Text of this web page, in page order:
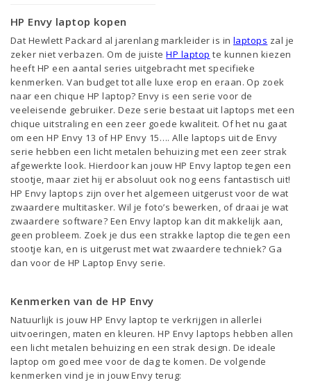
HP Envy laptop kopen
Dat Hewlett Packard al jarenlang markleider is inlaptops zal je
zeker niet verbazen. Om de juisteHP laptop te kunnen kiezen
heeft HP een aantal series uitgebracht met specifieke
kenmerken. Van budget tot alle luxe erop en eraan. Op zoek
naar een chique HP laptop? Envy is een serie voor de
veeleisende gebruiker. Deze serie bestaat uit laptops met een
chique uitstraling en een zeer goede kwaliteit. Of het nu gaat
om een HP Envy 13 of HP Envy 15…. Alle laptops uit de Envy
serie hebben een licht metalen behuizing met een zeer strak
afgewerkte look. Hierdoor kan jouw HP Envy laptop tegen een
stootje, maar ziet hij er absoluut ook nog eens fantastisch uit!
HP Envy laptops zijn over het algemeen uitgerust voor de wat
zwaardere multitasker. Wil je foto’s bewerken, of draai je wat
zwaardere software? Een Envy laptop kan dit makkelijk aan,
geen probleem. Zoek je dus een strakke laptop die tegen een
stootje kan, en is uitgerust met wat zwaardere techniek? Ga
dan voor de HP Laptop Envy serie.
Kenmerken van de HP Envy
Natuurlijk is jouw HP Envy laptop te verkrijgen in allerlei
uitvoeringen, maten en kleuren. HP Envy laptops hebben allen
een licht metalen behuizing en een strak design. De ideale
laptop om goed mee voor de dag te komen. De volgende
kenmerken vind je in jouw Envy terug: